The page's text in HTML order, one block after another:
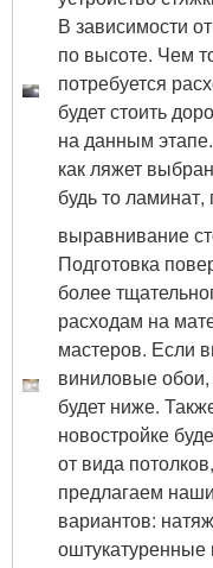
В зависимости
по высоте. Чем
потребуется
будет стоить
на данным
как ляжет
будь то
выравнивание
Подготовка
более
расходам на
мастеров. Если
виниловые
будет ниже.
новостройке
от вида
предлагаем
вариантов: